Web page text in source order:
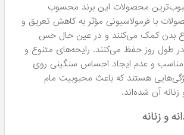
محصولات این برند محسوب
با فرمولاسیونی مؤثر به کاهش تعریق و
بدن کمک می‌کنند و در عین حال حس
در طول روز حفظ می‌کنند. رایحه‌های متنوع و
مناسب و عدم ایجاد احساس سنگینی روی
هستند که باعث محبوبیت مام
زنانه آن شده‌اند.
و زنانه